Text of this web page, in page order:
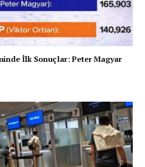
İlk Sonuçlar: Peter Magyar